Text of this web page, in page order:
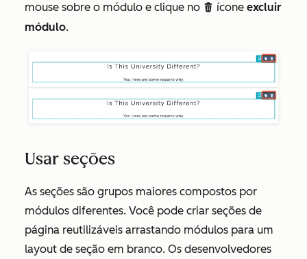
mouse sobre o módulo e clique no delete ícone excluir
módulo.
Usar seções
As seções são grupos maiores compostos por
módulos diferentes. Você pode criar seções de
página reutilizáveis arrastando módulos para um
layout de seção em branco. Os desenvolvedores